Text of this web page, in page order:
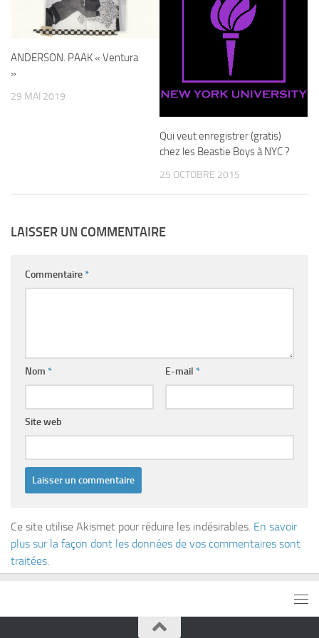
ANDERSON. PAAK « Ventura
»
29 MAI 2019
Qui veut enregistrer (gratis)
chez les Beastie Boys à NYC ?
25 OCTOBRE 2015
LAISSER UN COMMENTAIRE
Commentaire*
Nom * E-mail *
Site web
Ce site utilise Akismet pour réduire les indésirables. En savoir
plus sur la façon dont les données de vos commentaires sont
traitées